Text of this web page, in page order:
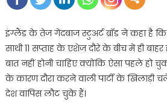
इंग्लैंड के तेज गेंदबाज स्टुअर्ट ब्रॉड ने कहा है
साथी 11 सप्ताह के एशेज दौरे के बीच में ही
बात नहीं होनी चाहिए क्योंकि ऐसा पहले हो
के कारण दौरा करने वाली पार्टी के खिलाड़ी
देश वापिस लौट चुके हैं।